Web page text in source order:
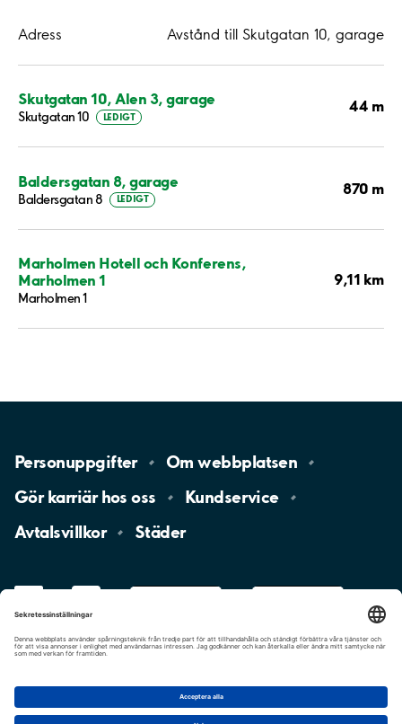
Adress Avstånd till Skutgatan 10, garage
Skutgatan 10, Alen 3, garage
Skutgatan 10 LEDIGT
44 m
Baldersgatan 8, garage
Baldersgatan 8 LEDIGT
870 m
Marholmen Hotell och Konferens,
Marholmen 1
Marholmen 1
9,11 km
Personuppgifter Omwebbplatsen
Gör karriär hososs
Kundservice
Avtalsvillkor
Städer